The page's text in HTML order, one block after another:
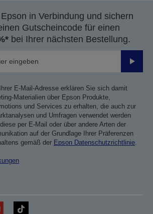
in Verbindung und sichern
Gutscheincode für einen
bei Ihrer nächsten Bestellung.
E-Mail-Adresse erklären Sie sich damit
Materialien über Epson Produkte,
und Services zu erhalten, die auch zur
und Umfragen verwendet werden
per E-Mail oder über andere Arten der
auf der Grundlage Ihrer Präferenzen
gemäß der Epson Datenschutzrichtlinie.